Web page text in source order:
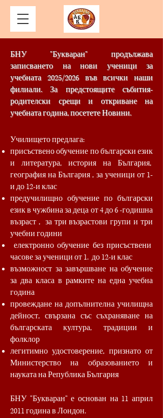
БНУ "Букваран" продължава
записването на нови ученици за
учебната 2025/2026 във всички наши
филиали. За предстоящите събития-
родителски срещи и откриване на
учебната година, посетете Новини.
Училището предлага:
присъствено обучение по български език
и литература, история на България,
география на България , за ученици от 1-
и до 12-и клас
предучилищно обучение по български
език в чужбина за деца от 4 до 6 -годишна
възраст , за три възрастови групи и три
учебни години
електронно обучение без присъствени
часове за ученици от 1. до 12-и клас
възможност за завършване на обучение
за два класа в рамките на една учебна
година
провеждане на допълнителна училищна
дейност, свързана със съхраняване на
българската култура, традиции и
фолклор
легитимно удостоверение, признато от
Министерство на образованието и
науката на Република България
БНУ "Букваран" е основан на 11 април
2011 година в Лондон.